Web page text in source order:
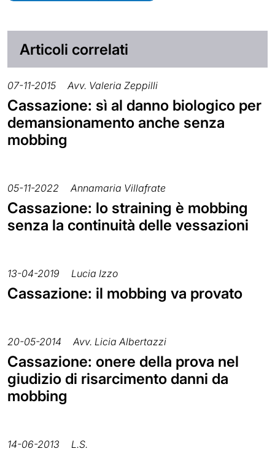
Articoli correlati
07-11-2015 Avv. Valeria Zeppilli
Cassazione: sì al danno biologico per
demansionamento anche senza
mobbing
05-11-2022 Annamaria Villafrate
Cassazione: lo straining è mobbing
senza la continuità delle vessazioni
13-04-2019 Lucia Izzo
Cassazione: il mobbing va provato
20-05-2014 Avv. Licia Albertazzi
Cassazione: onere della prova nel
giudizio di risarcimento danni da
mobbing
14-06-2013 L.S.